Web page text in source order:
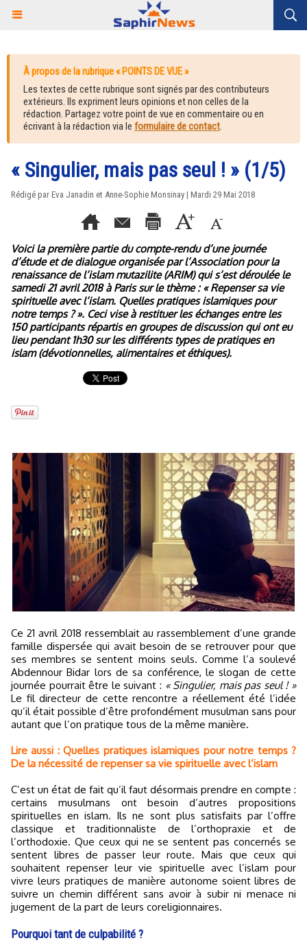
À propos de la rubrique « POINTS DE VUE »
Les textes de cette rubrique sont signés par des contributeurs
extérieurs. Ils expriment leurs opinions et non celles de la
rédaction. Partagez votre point de vue en commentaire ou en
écrivant à la rédaction via le formulaire de contact.
« Singulier, mais pas seul ! » (1/5)
Rédigé par Eva Janadin et Anne-Sophie Monsinay | Mardi 29 Mai 2018
Voici la première partie du compte-rendu d’une journée
d’étude et de dialogue organisée par l’Association pour la
renaissance de l’islam mutazilite (ARIM) qui s’est déroulée le
samedi 21 avril 2018 à Paris sur le thème : « Repenser sa vie
spirituelle avec l’islam. Quelles pratiques islamiques pour
notre temps ? ». Ceci vise à restituer les échanges entre les
150 participants répartis en groupes de discussion qui ont eu
lieu pendant 1h30 sur les différents types de pratiques en
islam (dévotionnelles, alimentaires et éthiques).
Ce 21 avril 2018 ressemblait au rassemblement d’une grande
famille dispersée qui avait besoin de se retrouver pour que
ses membres se sentent moins seuls. Comme l’a soulevé
Abdennour Bidar lors de sa conférence, le slogan de cette
journée pourrait être le suivant : « Singulier, mais pas seul ! »
Le fil directeur de cette rencontre a réellement été l’idée
qu’il était possible d’être profondément musulman sans pour
autant que l’on pratique tous de la même manière.
Lire aussi : Quelles pratiques islamiques pour notre temps ?
De la nécessité de repenser sa vie spirituelle avec l’islam
C’est un état de fait qu’il faut désormais prendre en compte :
certains musulmans ont besoin d’autres propositions
spirituelles en islam. Ils ne sont plus satisfaits par l’offre
classique et traditionnaliste de l’orthopraxie et de
l’orthodoxie. Que ceux qui ne se sentent pas concernés se
sentent libres de passer leur route. Mais que ceux qui
souhaitent repenser leur vie spirituelle avec l’islam pour
vivre leurs pratiques de manière autonome soient libres de
suivre un chemin différent sans avoir à subir ni menace ni
jugement de la part de leurs coreligionnaires.
Pourquoi tant de culpabilité ?